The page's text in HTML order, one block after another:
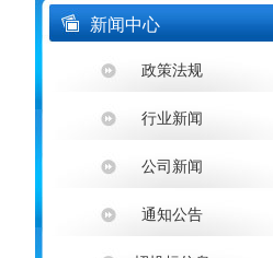
新闻中心
政策法规
行业新闻
公司新闻
通知公告